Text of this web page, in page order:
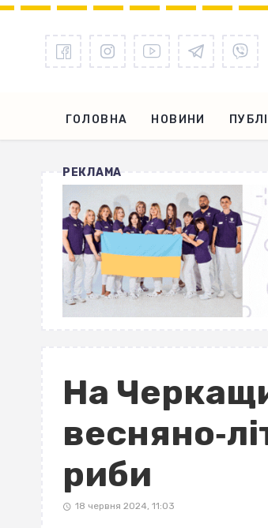
ГОЛОВНА НОВИНИ
РЕКЛАМА
На
риби
18 червня 2024, 11:03